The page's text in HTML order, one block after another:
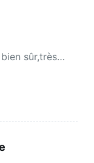
sûr,très…